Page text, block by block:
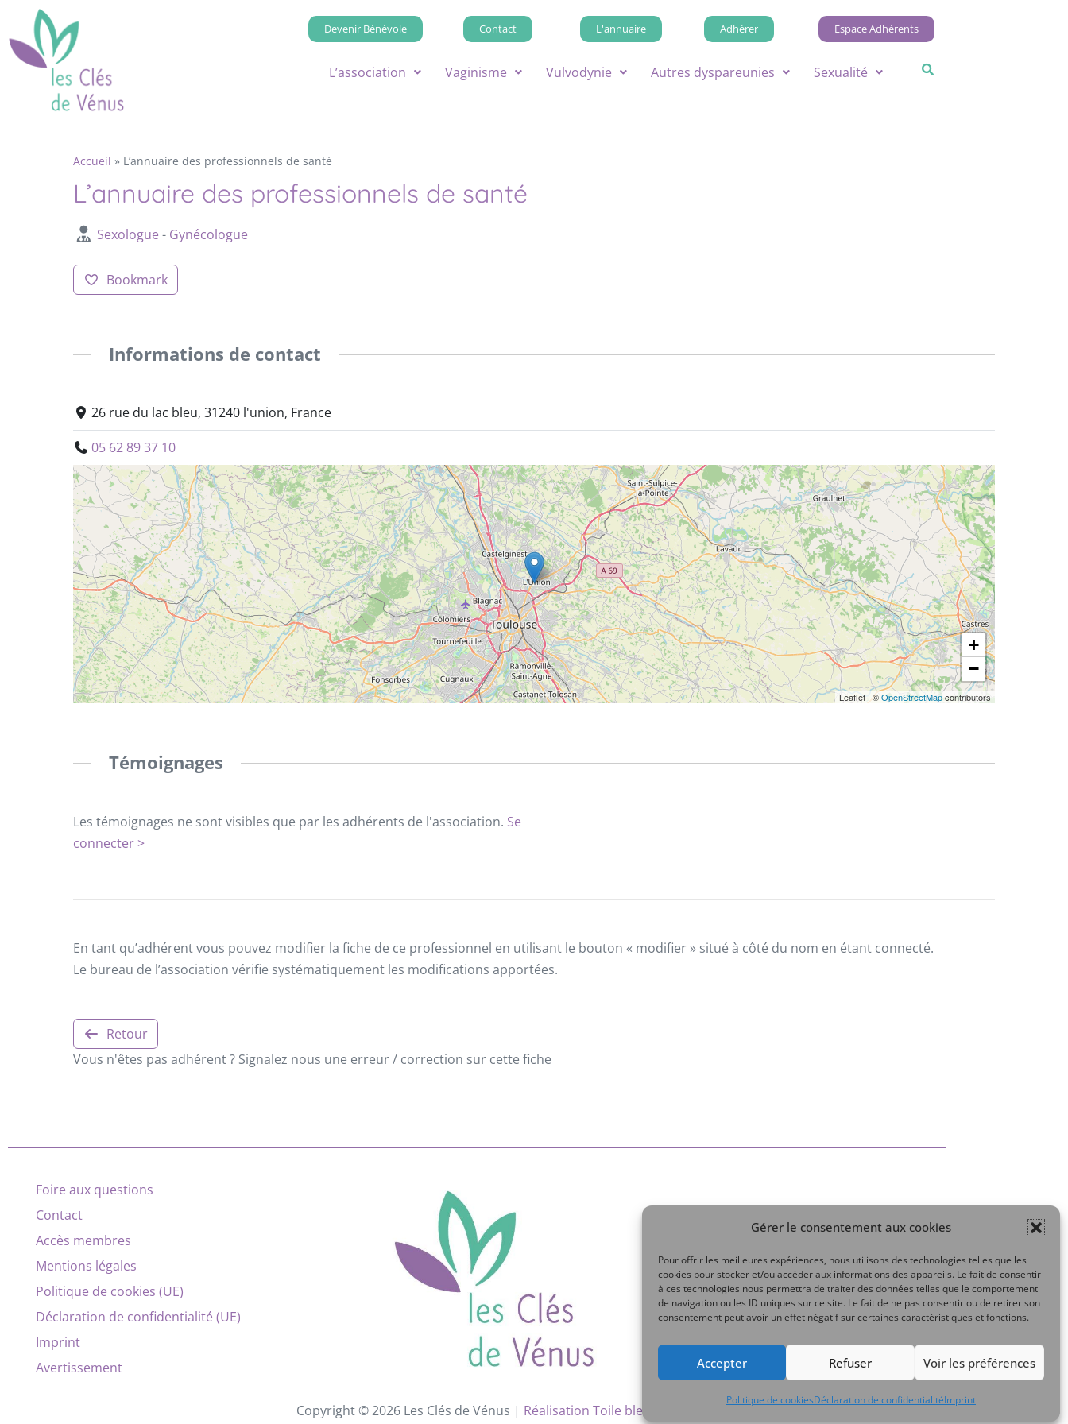
Gérer le consentement aux cookies
Pour offrir les meilleures expériences, nous utilisons des technologies telles que les
cookies pour stocker et/ou accéder aux informations des appareils. Le fait de consentir
à ces technologies nous permettra de traiter des données telles que le comportement
de navigation ou les ID uniques sur ce site. Le fait de ne pas consentir ou de retirer son
consentement peut avoir un effet négatif sur certaines caractéristiques et fonctions.
Accepter Refuser Voir les préférences
Politique de cookiesDéclaration de confidentialitéImprint
Devenir Bénévole Contact L'annuaire Adhérer Espace Adhérents
L’association Vaginisme Vulvodynie Autres dyspareunies Sexualité
Accueil » L’annuaire des professionnels de santé
L’annuaire des professionnels de santé
Sexologue - Gynécologue
Bookmark
Informations de contact
26 rue du lac bleu, 31240 l'union, France
05 62 89 37 10
+
−
Leaflet |©OpenStreetMapcontributors
Témoignages
Les témoignages ne sont visibles que par les adhérents de l'association. Se
connecter >
En tant qu’adhérent vous pouvez modifier la fiche de ce professionnel en utilisant le bouton « modifier » situé à côté du nom en étant connecté.
Le bureau de l’association vérifie systématiquement les modifications apportées.
Retour
Vous n'êtes pas adhérent ? Signalez nous une erreur / correction sur cette fiche
Foire aux questions
Contact
Accès membres
Mentions légales
Politique de cookies (UE)
Déclaration de confidentialité (UE)
Imprint
Avertissement
Mon compte
Copyright © 2026 Les Clés de Vénus | Réalisation Toile bleue